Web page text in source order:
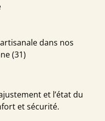
dans nos
(31)
et l’état du
et sécurité.